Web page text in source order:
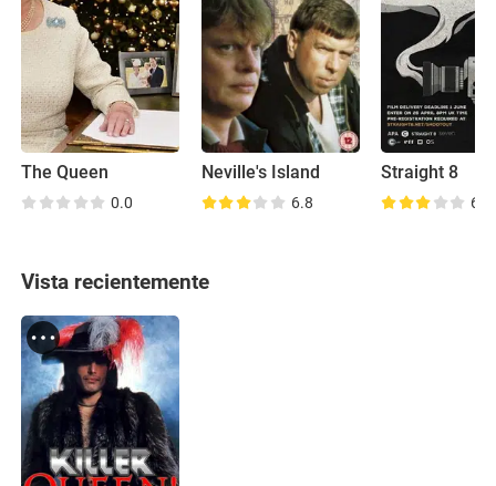
The Queen
0.0
Neville's Island
6.8
Straight 8
6.4
Vista recientemente